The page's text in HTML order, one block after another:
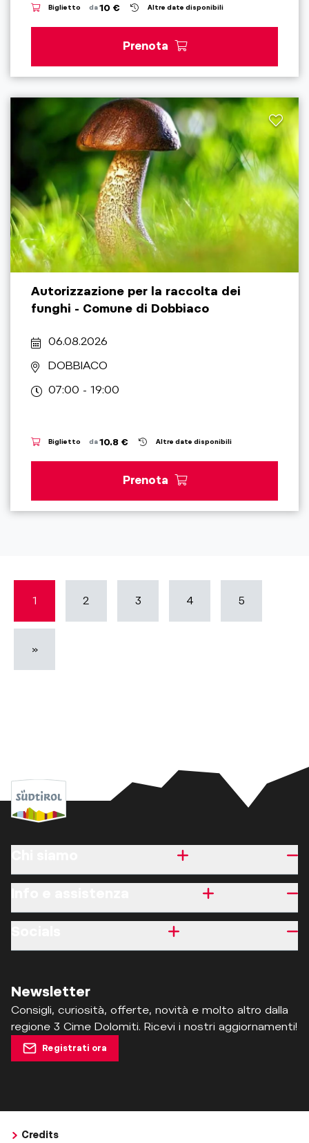
Biglietto da10 € Altre date disponibili
Prenota
Autorizzazione per la raccolta dei
funghi - Comune di Dobbiaco
06.08.2026
DOBBIACO
07:00 - 19:00
Biglietto da10.8 € Altre date disponibili
Prenota
1 2 3 4 5
»
Newsletter
Consigli, curiosità, offerte, novità e molto altro dalla
regione 3 Cime Dolomiti. Ricevi i nostri aggiornamenti!
Registrati ora
Credits